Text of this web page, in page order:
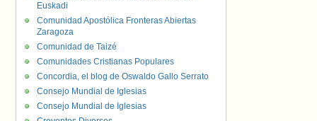
Euskadi
Comunidad Apostólica Fronteras Abiertas
Zaragoza
Comunidad de Taizé
Comunidades Cristianas Populares
Concordia, el blog de Oswaldo Gallo Serrato
Consejo Mundial de Iglesias
Consejo Mundial de Iglesias